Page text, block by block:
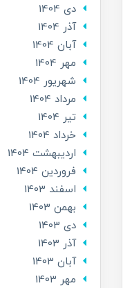
دی 1404
آذر 1404
آبان 1404
مهر 1404
شهریور 1404
مرداد 1404
تير 1404
خرداد 1404
ارديبهشت 1404
فروردین 1404
اسفند 1403
بهمن 1403
دی 1403
آذر 1403
آبان 1403
مهر 1403